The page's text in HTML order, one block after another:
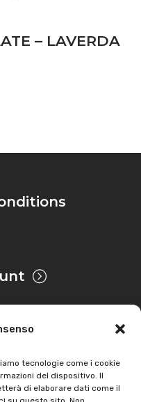
tecnologie come i cookie
del dispositivo. Il
di elaborare dati come il
– LAVERDA